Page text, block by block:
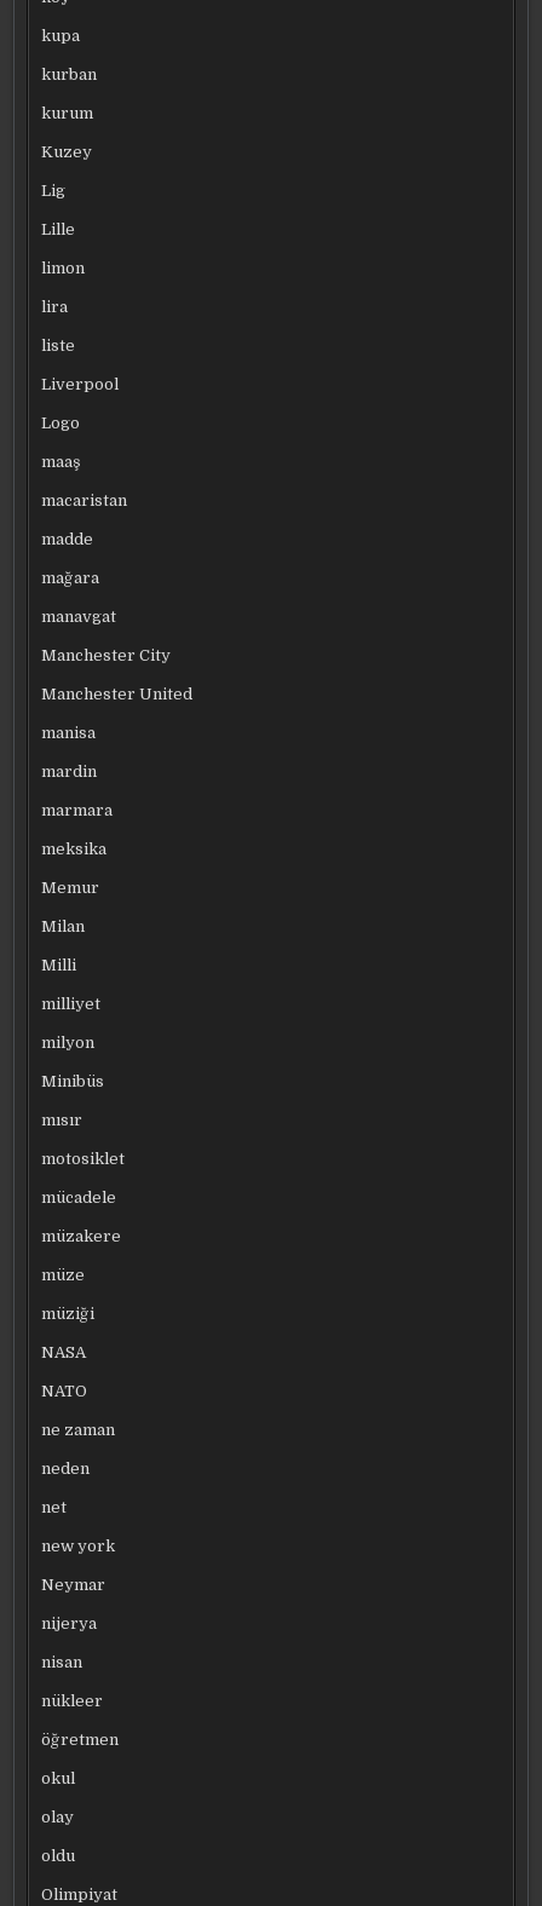
kupa
kurban
kurum
Kuzey
Lig
Lille
limon
lira
liste
Liverpool
Logo
maaş
macaristan
madde
mağara
manavgat
Manchester City
Manchester United
manisa
mardin
marmara
meksika
Memur
Milan
Milli
milliyet
milyon
Minibüs
mısır
motosiklet
mücadele
müzakere
müze
müziği
NASA
NATO
ne zaman
neden
net
new york
Neymar
nijerya
nisan
nükleer
öğretmen
okul
olay
oldu
Olimpiyat